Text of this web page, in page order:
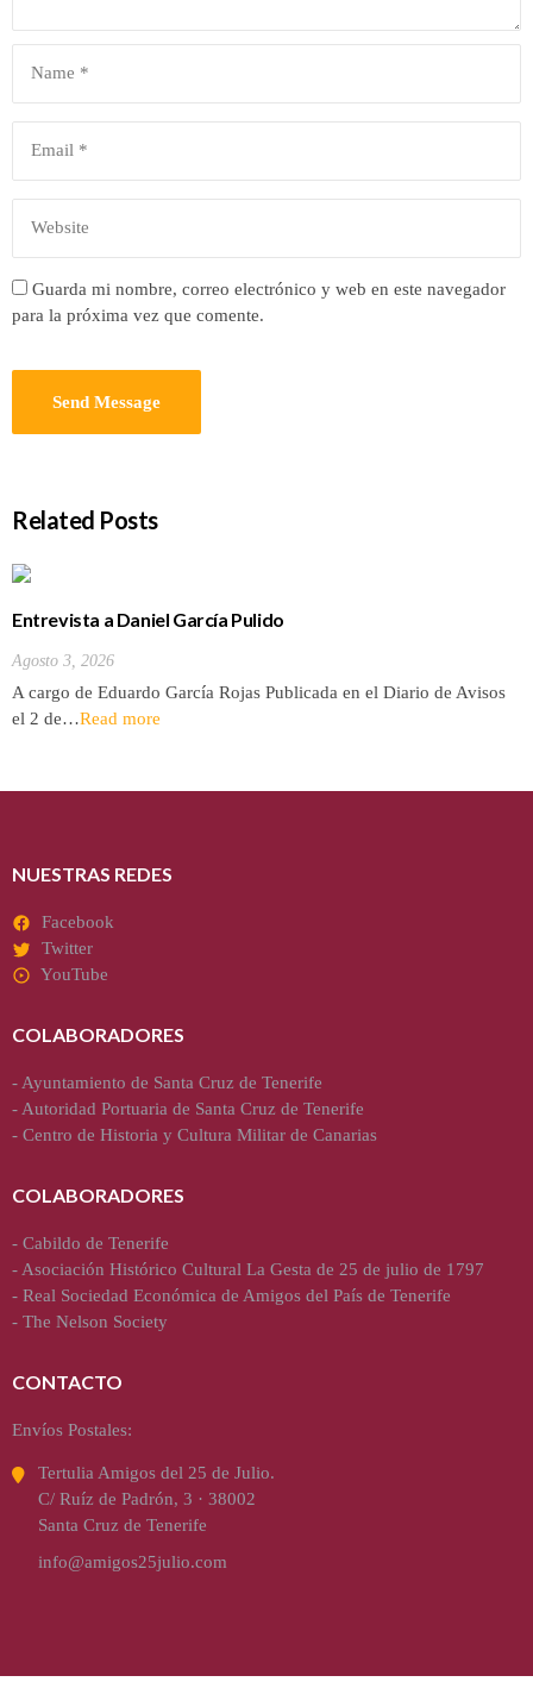
Guarda mi nombre, correo electrónico y web en este navegador
para la próxima vez que comente.
Related Posts
Entrevista a Daniel García Pulido
Agosto 3, 2026
A cargo de Eduardo García Rojas Publicada en el Diario de Avisos
el 2 de…Read more
NUESTRAS REDES
Facebook
Twitter
YouTube
COLABORADORES
- Ayuntamiento de Santa Cruz de Tenerife
- Autoridad Portuaria de Santa Cruz de Tenerife
- Centro de Historia y Cultura Militar de Canarias
COLABORADORES
- Cabildo de Tenerife
- Asociación Histórico Cultural La Gesta de 25 de julio de 1797
- Real Sociedad Económica de Amigos del País de Tenerife
- The Nelson Society
CONTACTO
Envíos Postales:
Tertulia Amigos del 25 de Julio.
C/ Ruíz de Padrón, 3 · 38002
Santa Cruz de Tenerife
info@amigos25julio.com